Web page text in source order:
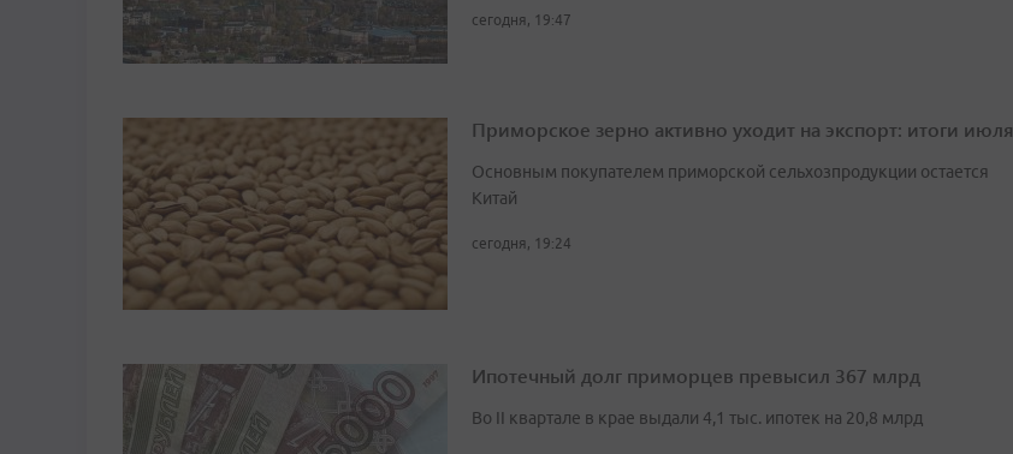
сегодня, 19:47
Приморское зерно активно уходит на экспорт: итоги июля
Основным покупателем приморской сельхозпродукции остается
Китай
сегодня, 19:24
Ипотечный долг приморцев превысил 367 млрд
Во II квартале в крае выдали 4,1 тыс. ипотек на 20,8 млрд